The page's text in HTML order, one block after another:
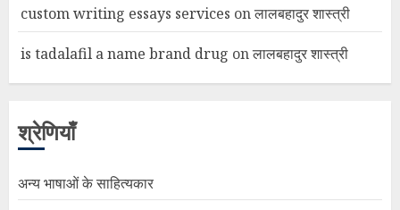
custom writing essays services onलालबहादुर शास्त्री
is tadalafil a name brand drug onलालबहादुर शास्त्री
श्रेणियाँ
अन्य भाषाओं के साहित्यकार